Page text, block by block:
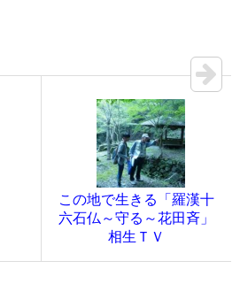
この地で生きる「羅漢十
六石仏～守る～花田斉」
相生ＴＶ